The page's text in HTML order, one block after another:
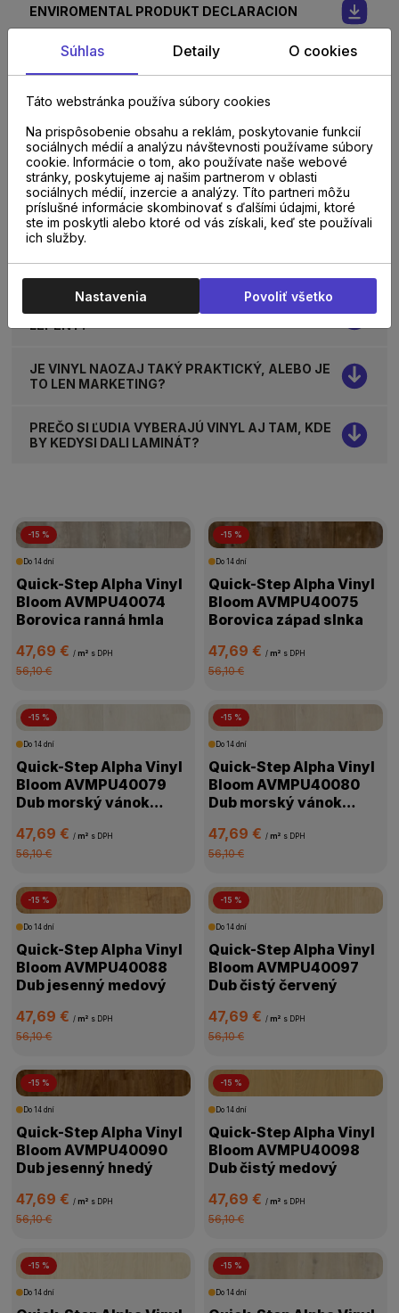
ENVIROMENTAL PRODUKT DECLARACION
TECHNICKÝ LIST
NAJČASTEJŠIE OTÁZKY A ODPOVEDE
ZNAMENÁ VODEODOLNOSŤ VINYLU, ŽE JE
ÚPLNE BEZ STAROSTÍ?
NEVYZERAL „UMELO“?
KEDY SA OPLATÍ KLIKOVÝ VINYL A KEDY RADŠEJ
LEPENÝ?
JE VINYL NAOZAJ TAKÝ PRAKTICKÝ, ALEBO JE
TO LEN MARKETING?
PREČO SI ĽUDIA VYBERAJÚ VINYL AJ TAM, KDE
BY KEDYSI DALI LAMINÁT?
-15 %
Do 14 dní
Quick-Step Alpha Vinyl
Bloom AVMPU40074
Borovica ranná hmla
47,69 €/ m² s DPH
56,10 €
-15 %
Do 14 dní
Quick-Step Alpha Vinyl
Bloom AVMPU40075
Borovica západ slnka
47,69 € / m² s DPH
56,10 €
-15 %
Do 14 dní
Quick-Step Alpha Vinyl
Bloom AVMPU40079
Dub morský vánok
47,69 €/ m² s DPH
56,10 €
-15 %
Do 14 dní
Quick-Step Alpha Vinyl
Bloom AVMPU40080
Dub morský vánok
47,69 € / m² s DPH
56,10 €
-15 %
Do 14 dní
Quick-Step Alpha Vinyl
Bloom AVMPU40088
Dub jesenný medový
47,69 €/ m² s DPH
56,10 €
-15 %
Do 14 dní
Quick-Step Alpha Vinyl
Bloom AVMPU40097
Dub čistý červený
47,69 € / m² s DPH
56,10 €
-15 %
Do 14 dní
Quick-Step Alpha Vinyl
Bloom AVMPU40090
Dub jesenný hnedý
47,69 €/ m² s DPH
56,10 €
-15 %
Do 14 dní
Quick-Step Alpha Vinyl
Bloom AVMPU40098
Dub čistý medový
47,69 € / m² s DPH
56,10 €
-15 %
Do 14 dní
-15 %
Do 14 dní
Súhlas Detaily O cookies
Táto webstránka používa súbory cookies
Na prispôsobenie obsahu a reklám, poskytovanie funkcií
sociálnych médií a analýzu návštevnosti používame súbory
cookie. Informácie o tom, ako používate naše webové
stránky, poskytujeme aj našim partnerom v oblasti
sociálnych médií, inzercie a analýzy. Títo partneri môžu
príslušné informácie skombinovať s ďalšími údajmi, ktoré
ste im poskytli alebo ktoré od vás získali, keď ste používali
ich služby.
Nastavenia Povoliť všetko